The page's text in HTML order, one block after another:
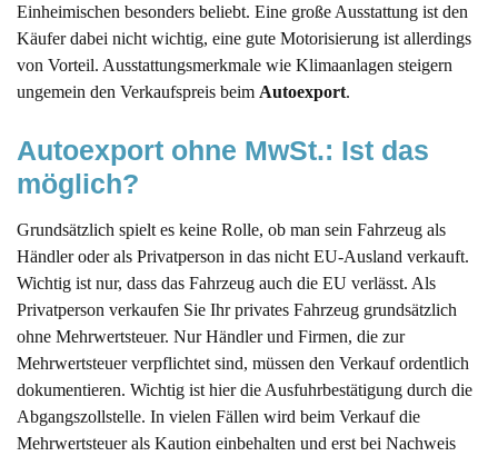
Einheimischen besonders beliebt. Eine große Ausstattung ist den
Käufer dabei nicht wichtig, eine gute Motorisierung ist allerdings
von Vorteil. Ausstattungsmerkmale wie Klimaanlagen steigern
ungemein den Verkaufspreis beim Autoexport.
Autoexport ohne MwSt.: Ist das
möglich?
Grundsätzlich spielt es keine Rolle, ob man sein Fahrzeug als
Händler oder als Privatperson in das nicht EU-Ausland verkauft.
Wichtig ist nur, dass das Fahrzeug auch die EU verlässt. Als
Privatperson verkaufen Sie Ihr privates Fahrzeug grundsätzlich
ohne Mehrwertsteuer. Nur Händler und Firmen, die zur
Mehrwertsteuer verpflichtet sind, müssen den Verkauf ordentlich
dokumentieren. Wichtig ist hier die Ausfuhrbestätigung durch die
Abgangszollstelle. In vielen Fällen wird beim Verkauf die
Mehrwertsteuer als Kaution einbehalten und erst bei Nachweis